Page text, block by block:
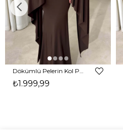
₺1.999,99